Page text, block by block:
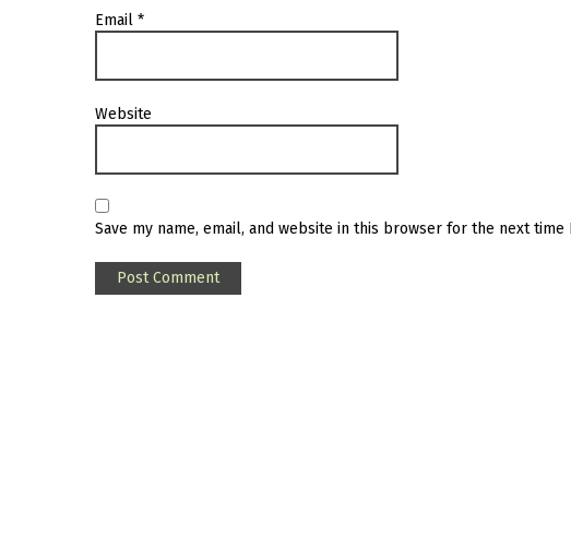
Email *
Website
Save my name, email, and website in this browser for the next time